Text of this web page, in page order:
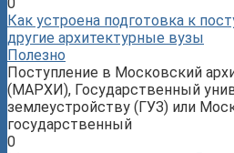
Как устроена подготовка к
другие архитектурные вузы
Полезно
Поступление в Московский
(МАРХИ), Государственный
землеустройству (ГУЗ) или
государственный
0